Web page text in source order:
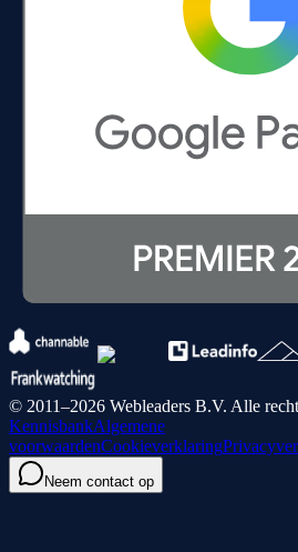
© 2011–2026 Webleaders B.V. Alle
KennisbankAlgemene
voorwaardenCookieverklaring
Neem contact op